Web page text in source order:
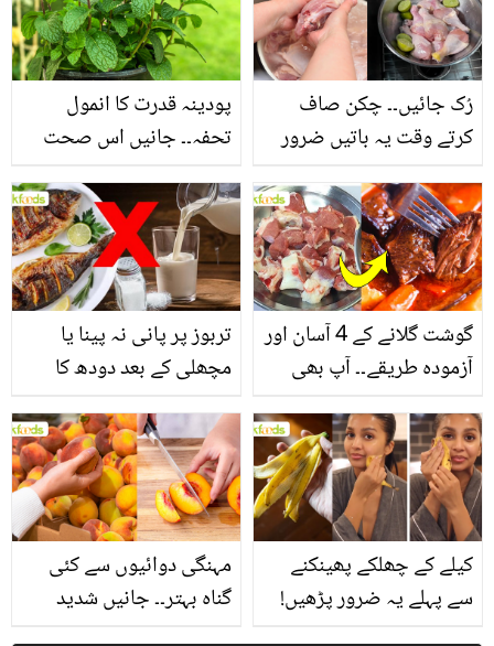
سے بھرپور اس سبزی کے
فائدے
پودینہ قدرت کا انمول
تحفہ۔۔ جانیں اس صحت
انگیز طبی فوائد
رُک جائیں۔۔ چکن صاف
کرتے وقت یہ باتیں ضرور
تربوز پر پانی نہ پینا یا
مچھلی کے بعد دودھ کا
سے متعلق غلط فہمیوں کی
حقیقت کیا ہے اور افواہ
کیا؟
گوشت گلانے کے 4 آسان اور
آزمودہ طریقے۔۔ آپ بھی
بتائے راز
مہنگی دوائیوں سے کئی
گناہ بہتر۔۔ جانیں شدید
کیلے کے چھلکے پھینکنے
سے پہلے یہ ضرور پڑھیں!